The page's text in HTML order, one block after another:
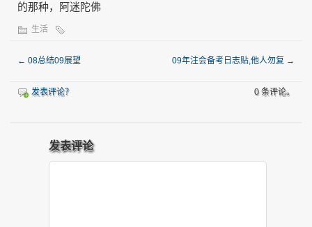
的那种，阿迷陀佛
生活
← 08总结09展望 09年注会备考日志贴,他人勿复 →
发表评论？ 0 条评论。
发表评论